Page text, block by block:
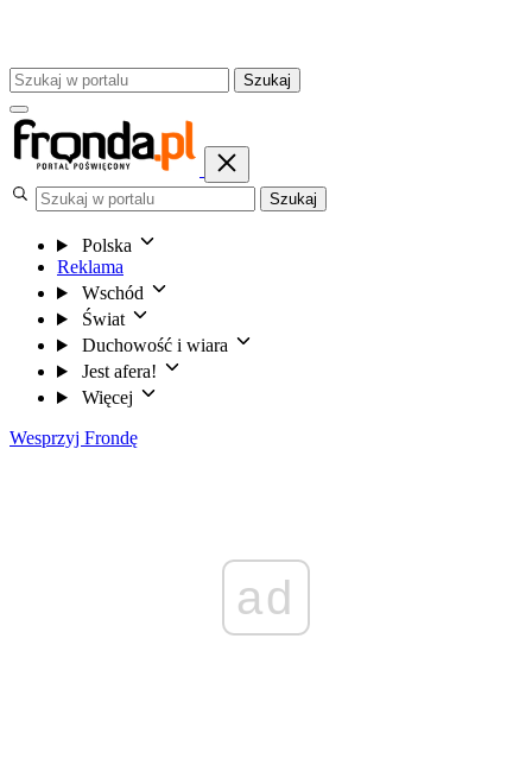
Szukaj
Szukaj
Polska
Reklama
Wschód
Świat
Duchowość i wiara
Jest afera!
Więcej
Wesprzyj Frondę
ad